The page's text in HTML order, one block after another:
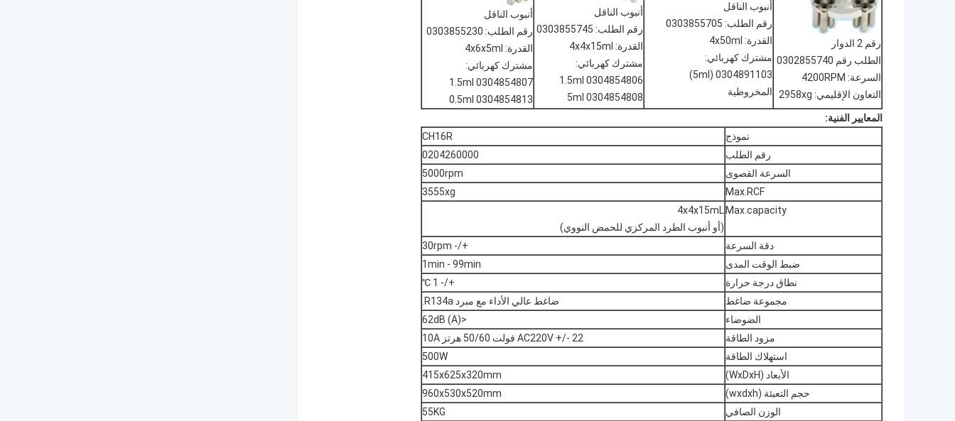
رقم 2 الدوار
الطلب رقم 0302855740
السرعة: 4200RPM
التعاون الإقليمي: 2958xg
أنبوب الناقل
رقم الطلب: 0303855705
القدرة: 4x50ml
مشترك كهربائي:
0304891103 (5ml)
المخروطية
أنبوب الناقل
رقم الطلب: 0303855745
القدرة: 4x4x15ml
مشترك كهربائي:
0304854806 1.5ml
0304854808 5ml
أنبوب الناقل
رقم الطلب: 0303855230
القدرة: 4x6x5ml
مشترك كهربائي:
0304854807 1.5ml
0304854813 0.5ml
المعايير الفنية:
نموذج
CH16R
رقم الطلب
0204260000
السرعة القصوى
5000rpm
Max.RCF
3555xg
Max.capacity
4x4x15mL
(أو أنبوب الطرد المركزي للحمض النووي)
دقة السرعة
+/- 30rpm
ضبط الوقت المدى
1min - 99min
نطاق درجة حرارة
+/- 1 ℃
مجموعة ضاغط
ضاغط عالي الأداء مع مبرد R134a.
الضوضاء
<62dB (A)
مزود الطاقة
AC220V +/- 22 فولت 50/60 هرتز 10A
استهلاك الطاقة
500W
الأبعاد (WxDxH)
415x625x320mm
حجم التعبئة (wxdxh)
960x530x520mm
الوزن الصافي
55KG